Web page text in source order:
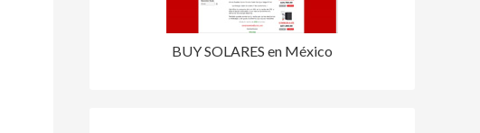
BUY SOLARES en México